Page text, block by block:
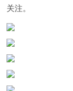
关注。